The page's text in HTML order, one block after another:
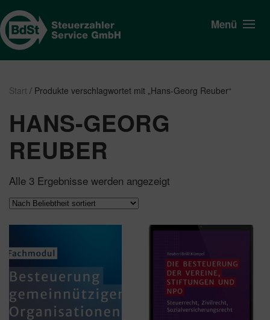
Menü
Start / Produkte verschlagwortet mit „Hans-Georg Reuber“
HANS-GEORG
REUBER
Alle 3 Ergebnisse werden angezeigt